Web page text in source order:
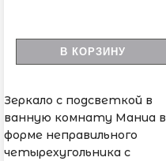
В КОРЗИНУ
Зеркало с подсветкой в
ванную комнату Маниа в
форме неправильного
четырехугольника с